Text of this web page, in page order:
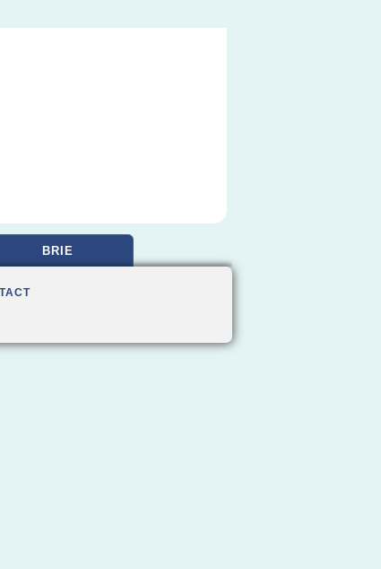
BRIE